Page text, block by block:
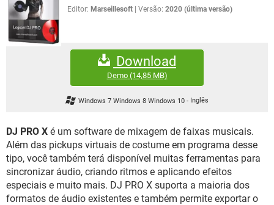
INSTAGRAM GMAIL
GUIA DE COMPRAS
OUTLOOK
INSTAGRAM
JOGOS WHATSAPP
CELULAR
EXCEL
GMAIL
FÓRUM
JOGOS
FACEBOOK
EXCEL
GMAIL
GLOSSÁRIO
WHATSAPP
INSTAGRAM GMAIL
GUIA DE COMPRAS
Editor: Marseillesoft Versão: 2020 (última versão)
Download
Demo(14,85 MB)
Windows 7 Windows 8 Windows 10 - Inglês
DJ PRO X é um software de mixagem de faixas musicais.
Além das pickups virtuais de costume em programa desse
tipo, você também terá disponível muitas ferramentas para
sincronizar áudio, criando ritmos e aplicando efeitos
especiais e muito mais. DJ PRO X suporta a maioria dos
formatos de áudio existentes e também permite exportar o